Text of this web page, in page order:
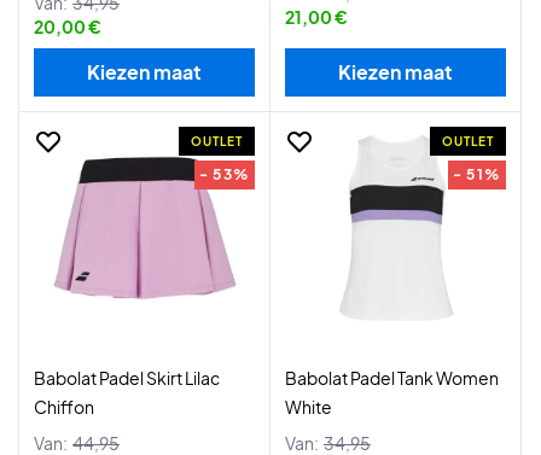
20,00 €
Kiezen maat
21,00 €
Kiezen maat
OUTLET
- 53%
Babolat Padel Skirt Lilac
Chiffon
Van: 44,95
OUTLET
- 51%
Babolat Padel Tank Women
White
Van: 34,95